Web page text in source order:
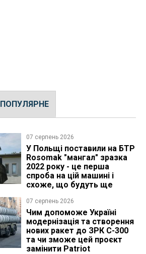
ПОПУЛЯРНЕ
07 серпень 2026
У Польщі поставили на БТР
Rosomak "мангал" зразка
2022 року - це перша
спроба на цій машині і
схоже, що будуть ще
07 серпень 2026
Чим допоможе Україні
модернізація та створення
нових ракет до ЗРК С-300
та чи зможе цей проєкт
замінити Patriot